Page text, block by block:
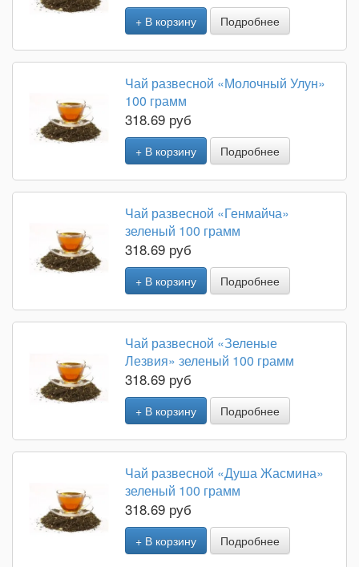
+ В корзину Подробнее
Чай развесной «Молочный Улун»
100 грамм
318.69 руб
+ В корзину Подробнее
Чай развесной «Генмайча»
зеленый 100 грамм
318.69 руб
+ В корзину Подробнее
Чай развесной «Зеленые
Лезвия» зеленый 100 грамм
318.69 руб
+ В корзину Подробнее
Чай развесной «Душа Жасмина»
зеленый 100 грамм
318.69 руб
+ В корзину Подробнее